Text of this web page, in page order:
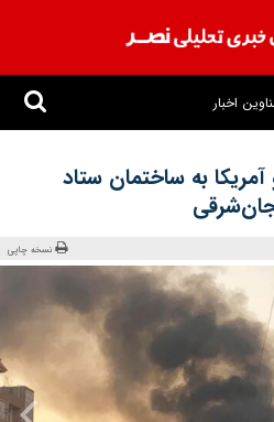
اخبار
به ساختمان ستاد
نسخه چاپی